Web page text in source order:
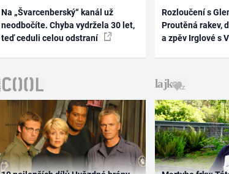
Na „Švarcenberský“ kanál už
neodbočíte. Chyba vydržela 30 let,
teď ceduli celou odstraní
Rozloučení s
Proutěná rakev,
a zpěv Irglové s